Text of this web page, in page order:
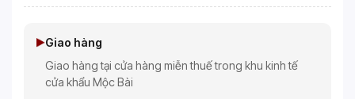
Giao hàng
Giao hàng tại cửa hàng miễn thuế trong khu kinh tế
cửa khẩu Mộc Bài